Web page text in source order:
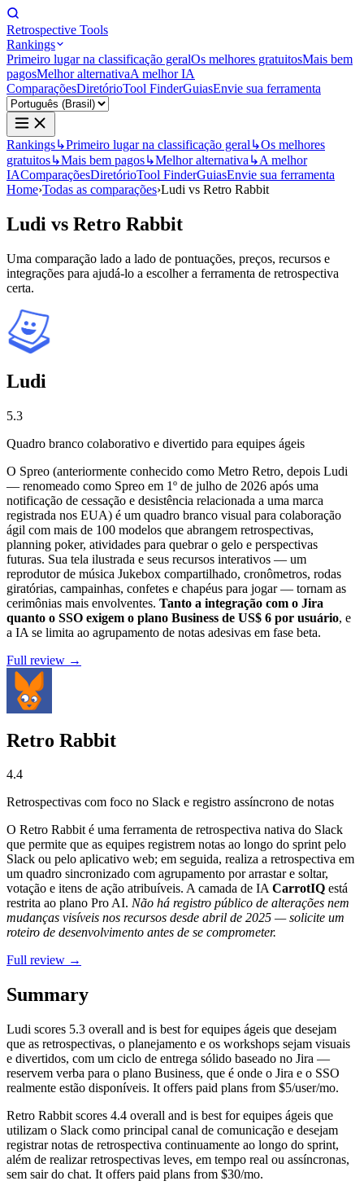
Retrospective Tools
Rankings
Primeiro lugar na classificação geralOs melhores gratuitosMais bem
pagosMelhor alternativaA melhor IA
ComparaçõesDiretórioTool FinderGuiasEnvie sua ferramenta
Rankings↳Primeiro lugar na classificação geral ↳Os melhores
gratuitos↳Mais bem pagos↳Melhor alternativa ↳A melhor
IAComparaçõesDiretórioTool FinderGuiasEnvie sua ferramenta
Home›Todas as comparações›Ludi vs Retro Rabbit
Ludi vs Retro Rabbit
Uma comparação lado a lado de pontuações, preços, recursos e
integrações para ajudá-lo a escolher a ferramenta de retrospectiva
certa.
Ludi
5.3
Quadro branco colaborativo e divertido para equipes ágeis
O Spreo (anteriormente conhecido como Metro Retro, depois Ludi
— renomeado como Spreo em 1º de julho de 2026 após uma
notificação de cessação e desistência relacionada a uma marca
registrada nos EUA) é um quadro branco visual para colaboração
ágil com mais de 100 modelos que abrangem retrospectivas,
planning poker, atividades para quebrar o gelo e perspectivas
futuras. Sua tela ilustrada e seus recursos interativos — um
reprodutor de música Jukebox compartilhado, cronômetros, rodas
giratórias, campainhas, confetes e chapéus para jogar — tornam as
cerimônias mais envolventes. Tanto a integração com o Jira
quanto o SSO exigem o plano Business de US$ 6 por usuário, e
a IA se limita ao agrupamento de notas adesivas em fase beta.
Full review →
Retro Rabbit
4.4
Retrospectivas com foco no Slack e registro assíncrono de notas
O Retro Rabbit é uma ferramenta de retrospectiva nativa do Slack
que permite que as equipes registrem notas ao longo do sprint pelo
Slack ou pelo aplicativo web; em seguida, realiza a retrospectiva em
um quadro sincronizado com agrupamento por arrastar e soltar,
votação e itens de ação atribuíveis. A camada de IACarrotIQ está
restrita ao plano Pro AI. Não há registro público de alterações nem
mudanças visíveis nos recursos desde abril de 2025 — solicite um
roteiro de desenvolvimento antes de se comprometer.
Full review →
Summary
Ludi scores 5.3 overall and is best for equipes ágeis que desejam
que as retrospectivas, o planejamento e os workshops sejam visuais
e divertidos, com um ciclo de entrega sólido baseado no Jira —
reservem verba para o plano Business, que é onde o Jira e o SSO
realmente estão disponíveis. It offers paid plans from $5/user/mo.
Retro Rabbit scores 4.4 overall and is best for equipes ágeis que
utilizam o Slack como principal canal de comunicação e desejam
registrar notas de retrospectiva continuamente ao longo do sprint,
além de realizar retrospectivas leves, em tempo real ou assíncronas,
sem sair do chat. It offers paid plans from $30/mo.